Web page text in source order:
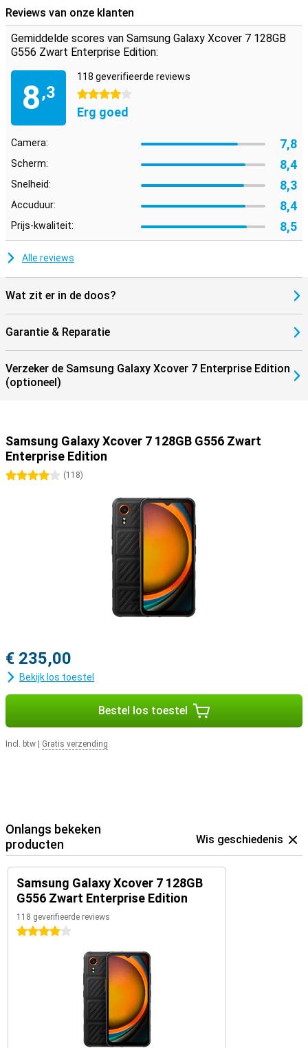
Reviews van onze klanten
Gemiddelde scores van Samsung Galaxy Xcover 7 128GB
G556 Zwart Enterprise Edition:
8,3
118 geverifieerde reviews
4 sterren
Erg goed
Camera: 7,8
Scherm: 8,4
Snelheid: 8,3
Accuduur: 8,4
Prijs-kwaliteit: 8,5
Alle reviews
Wat zit er in de doos?
Garantie & Reparatie
Verzeker de Samsung Galaxy Xcover 7 Enterprise Edition
(optioneel)
Samsung Galaxy Xcover 7 128GB G556 Zwart
Enterprise Edition
4 sterren
(118)
€ 235,00
Bekijk los toestel
Bestel los toestel
Incl. btw Gratis verzending
Onlangs bekeken
producten
Wis geschiedenis
Samsung Galaxy Xcover 7 128GB
G556 Zwart Enterprise Edition
118 geverifieerde reviews
4 sterren